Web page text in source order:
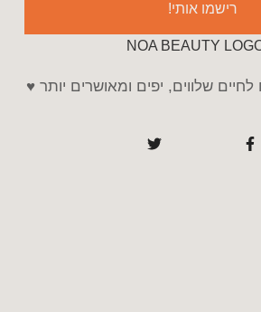
רישמו אותי!
לחיים שלווים, יפים ומאושרים יותר ♥️